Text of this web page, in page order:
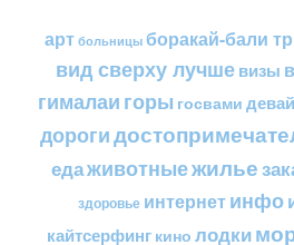
арт больницы боракай-бали
вид сверху лучшевизы
гималаи горы госвами
дороги
едаживотныежилье
здоровье интернетинфо
кайтсерфинг кино лодки